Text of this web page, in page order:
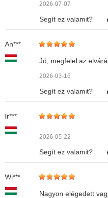
2026-07-07
Segít ez valamit?
An***
Jó, megfelel az
2026-03-16
Segít ez valamit?
Ir***
2026-05-22
Segít ez valamit?
Wi***
Nagyon elégedett